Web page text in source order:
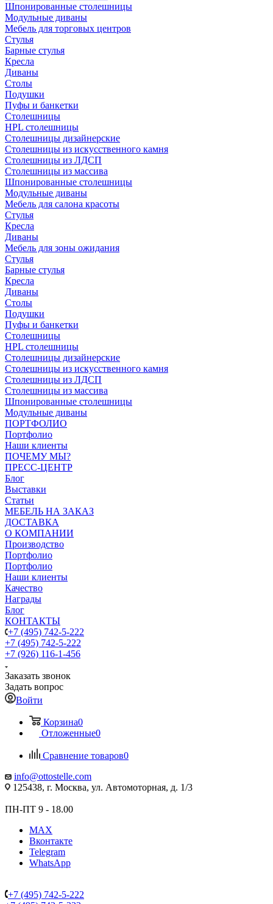
Шпонированные столешницы
Модульные диваны
Мебель для торговых центров
Стулья
Барные стулья
Кресла
Диваны
Столы
Подушки
Пуфы и банкетки
Столешницы
HPL столешницы
Столешницы дизайнерские
Столешницы из искусственного камня
Столешницы из ЛДСП
Столешницы из массива
Шпонированные столешницы
Модульные диваны
Мебель для салона красоты
Стулья
Кресла
Диваны
Мебель для зоны ожидания
Стулья
Барные стулья
Кресла
Диваны
Столы
Подушки
Пуфы и банкетки
Столешницы
HPL столешницы
Столешницы дизайнерские
Столешницы из искусственного камня
Столешницы из ЛДСП
Столешницы из массива
Шпонированные столешницы
Модульные диваны
ПОРТФОЛИО
Портфолио
Наши клиенты
ПОЧЕМУ МЫ?
ПРЕСС-ЦЕНТР
Блог
Выставки
Статьи
МЕБЕЛЬ НА ЗАКАЗ
ДОСТАВКА
О КОМПАНИИ
Производство
Портфолио
Портфолио
Наши клиенты
Качество
Награды
Блог
КОНТАКТЫ
+7 (495) 742-5-222
+7 (495) 742-5-222
+7 (926) 116-1-456
Заказать звонок
Задать вопрос
Войти
Корзина0
Отложенные0
Сравнение товаров0
info@ottostelle.com
125438, г. Москва, ул. Автомоторная, д. 1/3
ПН-ПТ 9 - 18.00
MAX
Вконтакте
Telegram
WhatsApp
+7 (495) 742-5-222